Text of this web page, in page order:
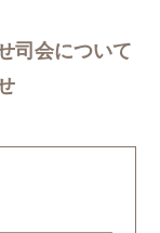
司会について